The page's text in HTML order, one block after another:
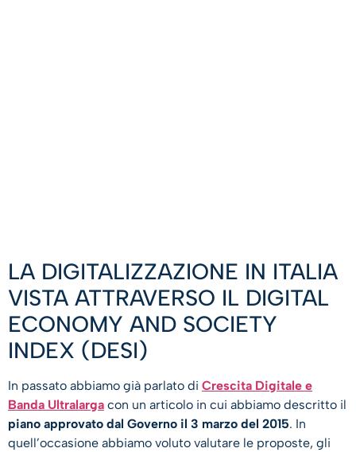
LA DIGITALIZZAZIONE IN ITALIA
VISTA ATTRAVERSO IL DIGITAL
ECONOMY AND SOCIETY
INDEX (DESI)
In passato abbiamo già parlato di Crescita Digitale e
Banda Ultralarga con un articolo in cui abbiamo descritto il
piano approvato dal Governo il 3 marzo del 2015. In
quell’occasione abbiamo voluto valutare le proposte, gli